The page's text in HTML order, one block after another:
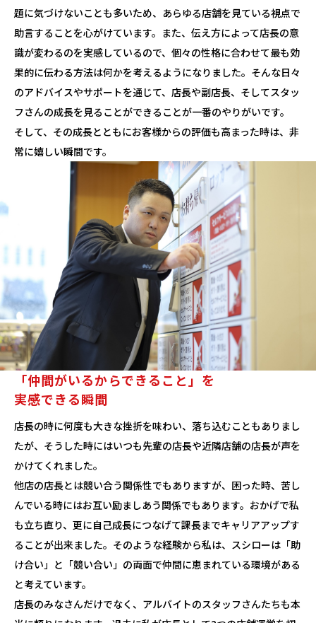
題に気づけないことも多いため、あらゆる店舗を見ている視点で
助言することを心がけています。また、伝え方によって店長の意
識が変わるのを実感しているので、個々の性格に合わせて最も効
果的に伝わる方法は何かを考えるようになりました。そんな日々
のアドバイスやサポートを通じて、店長や副店長、そしてスタッ
フさんの成長を見ることができることが一番のやりがいです。
そして、その成長とともにお客様からの評価も高まった時は、非
常に嬉しい瞬間です。
「仲間がいるからできること」を
実感できる瞬間
店長の時に何度も大きな挫折を味わい、落ち込むこともありまし
たが、そうした時にはいつも先輩の店長や近隣店舗の店長が声を
かけてくれました。
他店の店長とは競い合う関係性でもありますが、困った時、苦し
んでいる時にはお互い励ましあう関係でもあります。おかげで私
も立ち直り、更に自己成長につなげて課長までキャリアアップす
ることが出来ました。そのような経験から私は、スシローは「助
け合い」と「競い合い」の両面で仲間に恵まれている環境がある
と考えています。
店長のみなさんだけでなく、アルバイトのスタッフさんたちも本